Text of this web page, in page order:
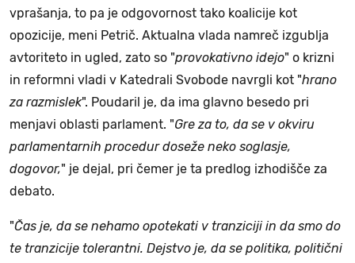
vprašanja, to pa je odgovornost tako koalicije kot
opozicije, meni Petrič. Aktualna vlada namreč izgublja
avtoriteto in ugled, zato so "provokativno idejo" o krizni
in reformni vladi v Katedrali Svobode navrgli kot "hrano
za razmislek". Poudaril je, da ima glavno besedo pri
menjavi oblasti parlament. "Gre za to, da se v okviru
parlamentarnih procedur doseže neko soglasje,
dogovor," je dejal, pri čemer je ta predlog izhodišče za
debato.
"Čas je, da se nehamo opotekati v tranziciji in da smo do
te tranzicije tolerantni. Dejstvo je, da se politika, politični